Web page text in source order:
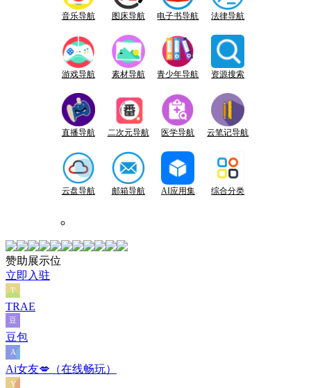
音乐导航 图床导航 电子书导航 法律导航
游戏导航 素材导航 青少年导航 资源搜索
直播导航 二次元导航 医学导航 云笔记导航
云盘导航 邮箱导航 AI应用集 综合分类
赞助展示位
立即入驻
TRAE
豆包
Ai女友💋（在线畅玩）